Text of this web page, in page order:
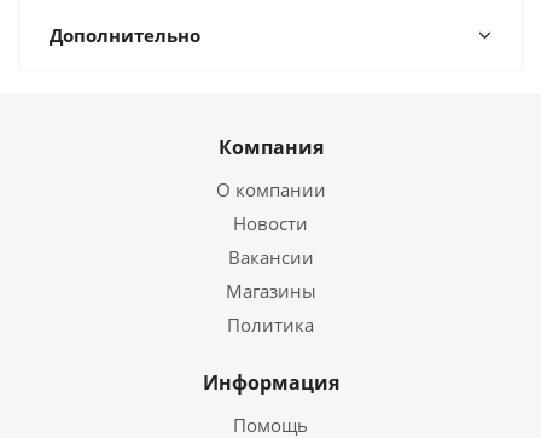
Дополнительно
Компания
О компании
Новости
Вакансии
Магазины
Политика
Информация
Помощь